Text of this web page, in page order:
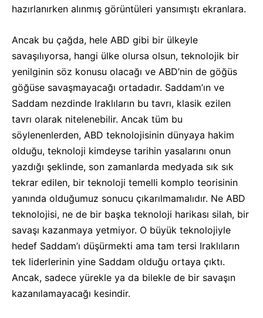
hazırlanırken alınmış görüntüleri yansımıştı ekranlara.
Ancak bu çağda, hele ABD gibi bir ülkeyle
savaşılıyorsa, hangi ülke olursa olsun, teknolojik bir
yenilginin söz konusu olacağı ve ABD’nin de göğüs
göğüse savaşmayacağı ortadadır. Saddam’ın ve
Saddam nezdinde Iraklıların bu tavrı, klasik ezilen
tavrı olarak nitelenebilir. Ancak tüm bu
söylenenlerden, ABD teknolojisinin dünyaya hakim
olduğu, teknoloji kimdeyse tarihin yasalarını onun
yazdığı şeklinde, son zamanlarda medyada sık sık
tekrar edilen, bir teknoloji temelli komplo teorisinin
yanında olduğumuz sonucu çıkarılmamalıdır. Ne ABD
teknolojisi, ne de bir başka teknoloji harikası silah, bir
savaşı kazanmaya yetmiyor. O büyük teknolojiyle
hedef Saddam’ı düşürmekti ama tam tersi Iraklıların
tek liderlerinin yine Saddam olduğu ortaya çıktı.
Ancak, sadece yürekle ya da bilekle de bir savaşın
kazanılamayacağı kesindir.